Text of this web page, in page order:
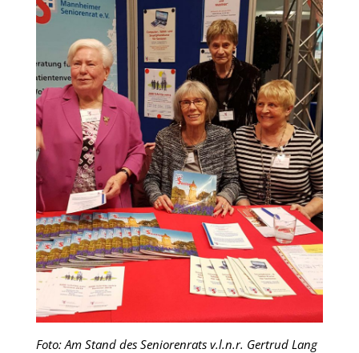
Foto: Am Stand des Seniorenrats v.l.n.r. Gertrud Lang